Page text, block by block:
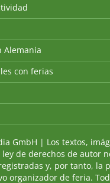
Alemania
con ferias
GmbH | Los textos,
de derechos de autor
y, por tanto, la
organizador de feria.